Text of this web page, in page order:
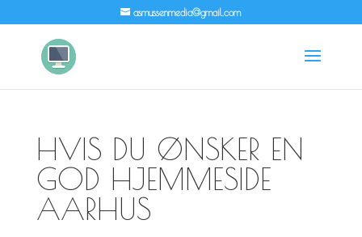
asmussenmedia@gmail.com
HVIS DU ØNSKER EN
GOD HJEMMESIDE
AARHUS